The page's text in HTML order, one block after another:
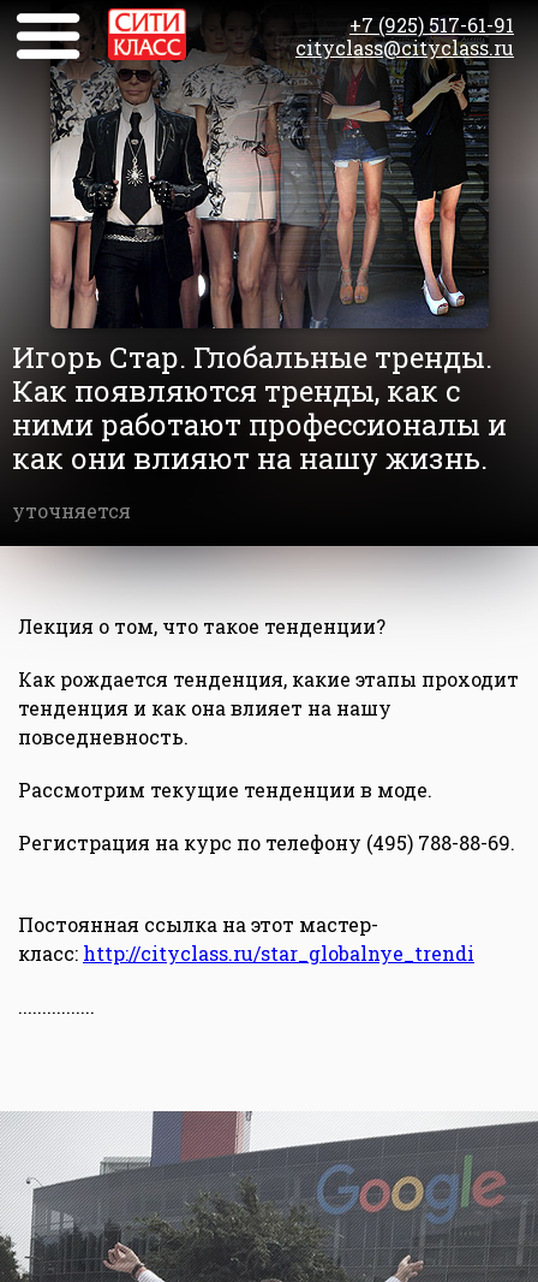
+7 (925) 517-61-91
cityclass@cityclass.ru
Игорь Стар. Глобальные тренды.
Как появляются тренды, как с
ними работают профессионалы и
как они влияют на нашу жизнь.
уточняется
Лекция о том, что такое тенденции?
Как рождается тенденция, какие этапы проходит
тенденция и как она влияет на нашу
повседневность.
Рассмотрим текущие тенденции в моде.
Регистрация на курс по телефону (495) 788-88-69.
Постоянная ссылка на этот мастер-
класс: http://cityclass.ru/star_globalnye_trendi
................